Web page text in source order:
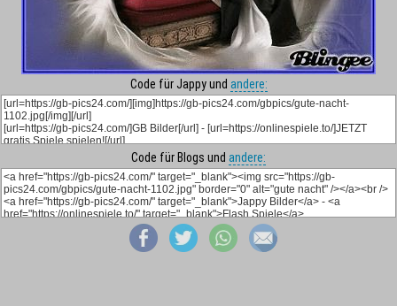
Code für Jappy und andere:
Code für Blogs und andere: